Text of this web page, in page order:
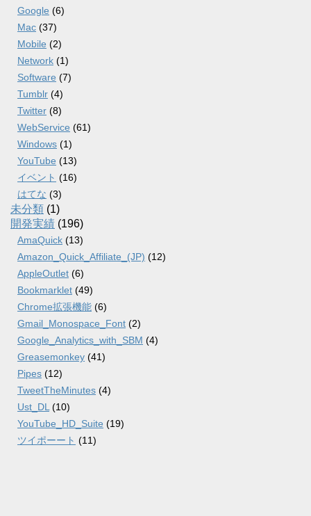
Google (6)
Mac (37)
Mobile (2)
Network (1)
Software (7)
Tumblr (4)
Twitter (8)
WebService (61)
Windows (1)
YouTube (13)
イベント (16)
はてな (3)
未分類 (1)
開発実績 (196)
AmaQuick (13)
Amazon_Quick_Affiliate_(JP) (12)
AppleOutlet (6)
Bookmarklet (49)
Chrome拡張機能 (6)
Gmail_Monospace_Font (2)
Google_Analytics_with_SBM (4)
Greasemonkey (41)
Pipes (12)
TweetTheMinutes (4)
Ust_DL (10)
YouTube_HD_Suite (19)
ツイポーート (11)